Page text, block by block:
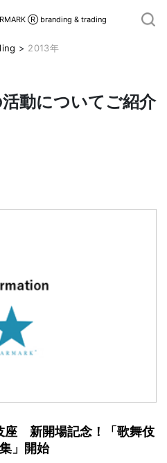
Ⓡ branding & trading
> 2013年
動についてご紹介
座 新開場記念！「歌舞伎
」開始